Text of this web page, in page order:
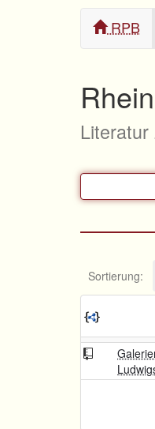
RPB
Sortierung: